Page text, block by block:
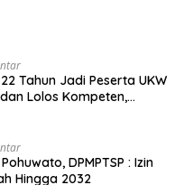
Tahun Jadi Peserta UKW
Lolos Kompeten,
DPMPTSP : Izin
Hingga 2032